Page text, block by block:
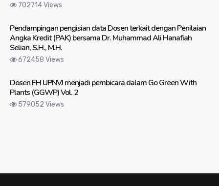
702714 Views
Pendampingan pengisian data Dosen terkait dengan Penilaian
Angka Kredit (PAK) bersama Dr. Muhammad Ali Hanafiah
Selian, S.H., M.H.
672458 Views
Dosen FH UPNVJ menjadi pembicara dalam Go Green With
Plants (GGWP) Vol. 2
579052 Views